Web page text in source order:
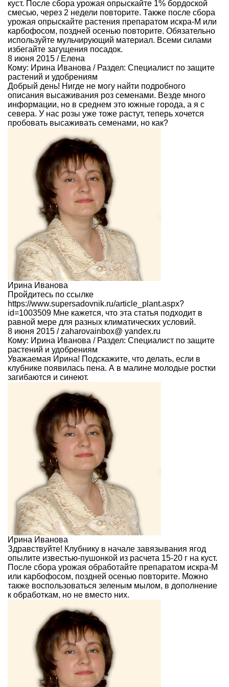
куст. После сбора урожая опрыскайте 1% бордоской
смесью, через 2 недели повторите. Также после сбора
урожая опрыскайте растения препаратом искра-М или
карбофосом, поздней осенью повторите. Обязательно
используйте мульчирующий материал. Всеми силами
избегайте загущения посадок.
8 июня 2015 / Елена
Кому: Ирина Иванова / Раздел: Специалист по защите
растений и удобрениям
Добрый день! Нигде не могу найти подробного
описания высаживания роз семенами. Везде много
информации, но в среднем это южные города, а я с
севера. У нас розы уже тоже растут, теперь хочется
пробовать высаживать семенами, но как?
Ирина Иванова
Пройдитесь по ссылке
https://www.supersadovnik.ru/article_plant.aspx?
id=1003509 Мне кажется, что эта статья подходит в
равной мере для разных климатических условий.
8 июня 2015 / zaharovainbox@ yandex.ru
Кому: Ирина Иванова / Раздел: Специалист по защите
растений и удобрениям
Уважаемая Ирина! Подскажите, что делать, если в
клубнике появилась пена. А в малине молодые ростки
загибаются и синеют.
Ирина Иванова
Здравствуйте! Клубнику в начале завязывания ягод
опылите известью-пушонкой из расчета 15-20 г на куст.
После сбора урожая обработайте препаратом искра-М
или карбофосом, поздней осенью повторите. Можно
также воспользоваться зеленым мылом, в дополнение
к обработкам, но не вместо них.